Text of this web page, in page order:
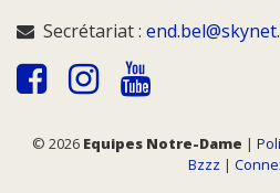
Secrétariat :
© 2026 Equipes Notre-Dame |
Bzzz |